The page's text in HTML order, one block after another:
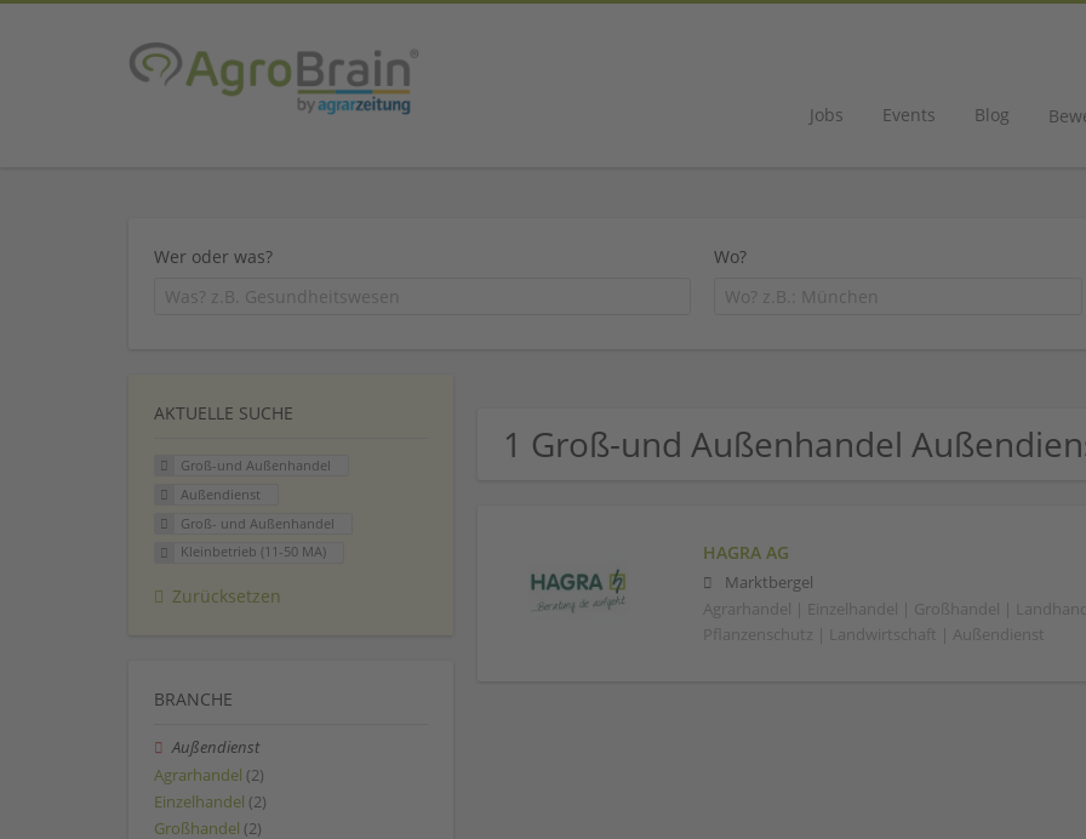
Jobs Events Blog
Wer oder was? Wo?
1 Groß-und Außenhandel
HAGRA AG
Marktbergel
Agrarhandel | Einzelhandel | Großhandel |
Pflanzenschutz | Landwirtschaft | Außendienst
AKTUELLE SUCHE
Groß-und Außenhandel
Außendienst
Groß- und Außenhandel
Kleinbetrieb (11-50 MA)
Zurücksetzen
BRANCHE
Außendienst
Agrarhandel (2)
Einzelhandel (2)
Großhandel (2)